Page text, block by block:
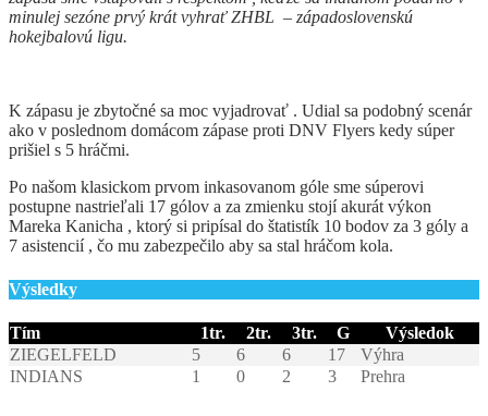
minulej sezóne prvý krát vyhrať ZHBL – západoslovenskú
hokejbalovú ligu.
K zápasu je zbytočné sa moc vyjadrovať . Udial sa podobný scenár
ako v poslednom domácom zápase proti DNV Flyers kedy súper
prišiel s 5 hráčmi.
Po našom klasickom prvom inkasovanom góle sme súperovi
postupne nastrieľali 17 gólov a za zmienku stojí akurát výkon
Mareka Kanicha , ktorý si pripísal do štatistík 10 bodov za 3 góly a
7 asistencií , čo mu zabezpečilo aby sa stal hráčom kola.
Výsledky
Tím 1tr. 2tr. 3tr. G
Výsledok
ZIEGELFELD
5 6 6 17
Výhra
INDIANS
1 0 2 3 Prehra